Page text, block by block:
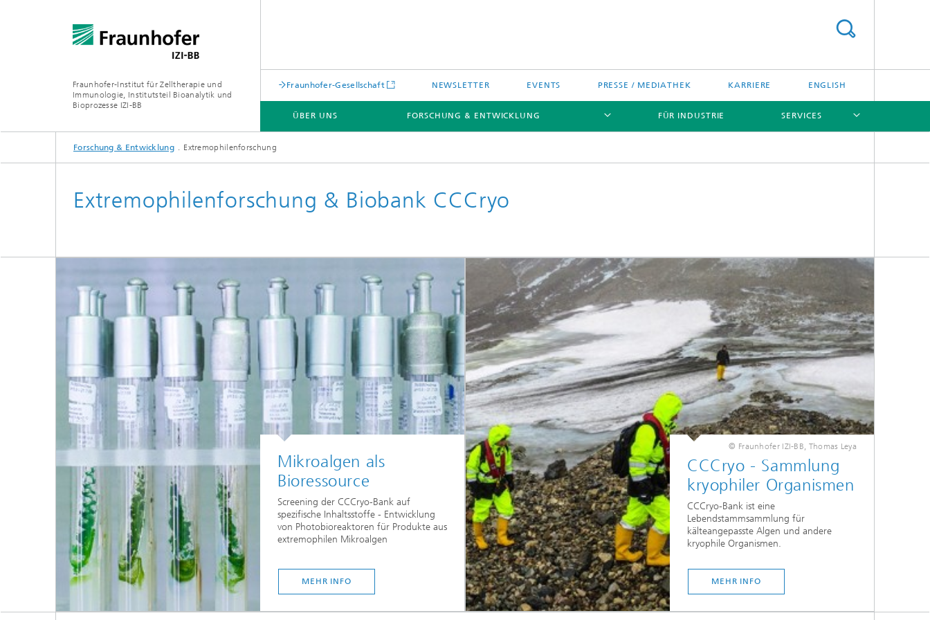
Fraunhofer-Institut für Zelltherapie und
Immunologie, Institutsteil Bioanalytik und
Bioprozesse IZI-BB
Fraunhofer-Gesellschaft NEWSLETTER EVENTS PRESSE / MEDIATHEK KARRIERE ENGLISH
ÜBER UNS FORSCHUNG & ENTWICKLUNG
FORSCHUNG & ENTWICKLUNG
FÜR INDUSTRIE SERVICES
SERVICES
Forschung & Entwicklung Extremophilenforschung
Extremophilenforschung & Biobank CCCryo
Mikroalgen als
Bioressource
Screening der CCCryo-Bank auf
spezifische Inhaltsstoffe - Entwicklung
von Photobioreaktoren für Produkte aus
extremophilen Mikroalgen
MEHR INFO
© Fraunhofer IZI-BB, Thomas Leya
CCCryo - Sammlung
kryophiler Organismen
CCCryo-Bank ist eine
Lebendstammsammlung für
kälteangepasste Algen und andere
kryophile Organismen.
MEHR INFO